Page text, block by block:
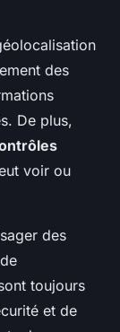
des
De plus,
voir ou
des
toujours
et de